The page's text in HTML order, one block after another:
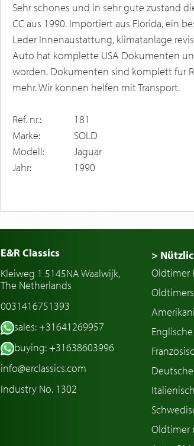
Sehr schones und in sehr gute zustand
CC aus 1990. Importiert aus Florida, ein
Leder Innenaustattung, klimatanlage
Auto hat komplette USA Dokumenten
worden. Dokumenten sind komplett fur
mehr. Wir konnen helfen mit Transport.
Ref. nr.:
181
Marke:
SOLD
Modell:
Jaguar
Jahr:
1990
E&R Classics
Kleiweg 1 5145NA Waalwijk,
The Netherlands
0031416751393
sales: +31641269957
buying: +31638603996
info@erclassics.com
Industry No. 1302
>
Oldtimer
Oldtimer